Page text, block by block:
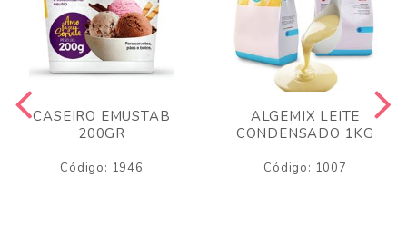
CASEIRO EMUSTAB
200GR
Código: 1946
ALGEMIX LEITE
CONDENSADO 1KG
Código: 1007